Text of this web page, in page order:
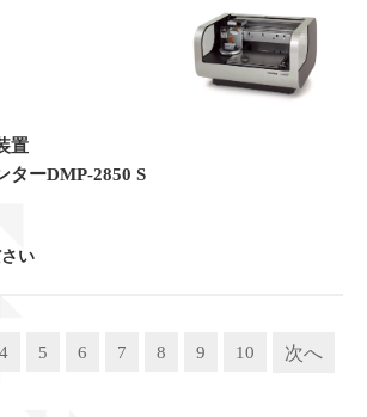
置
ターDMP-2850 S
い
4 5 6 7 8 9 10 次へ